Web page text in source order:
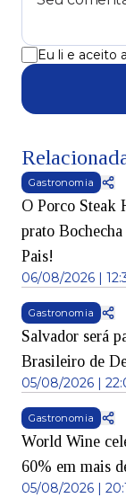
Eu li e aceito
Gastronomia
O Porco Steak
prato
Pais!
06/08/2026 |
Gastronomia
Salvador será
Brasileiro de
05/08/2026 |
Gastronomia
World Wine
60% em mais
05/08/2026 |